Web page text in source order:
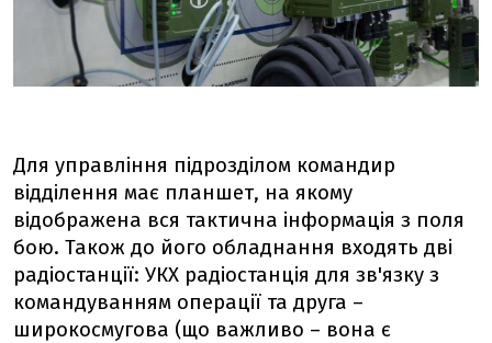
Для управління підрозділом командир
відділення має планшет, на якому
відображена вся тактична інформація з поля
бою. Також до його обладнання входять дві
радіостанції: УКХ радіостанція для зв'язку з
командуванням операції та друга –
широкосмугова (що важливо – вона є